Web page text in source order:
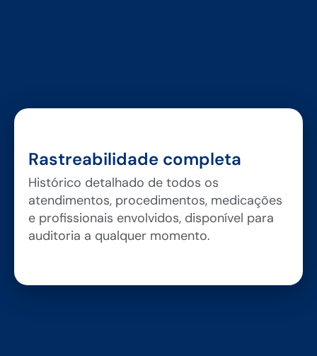
Rastreabilidade completa
Histórico detalhado de todos os
atendimentos, procedimentos, medicações
e profissionais envolvidos, disponível para
auditoria a qualquer momento.